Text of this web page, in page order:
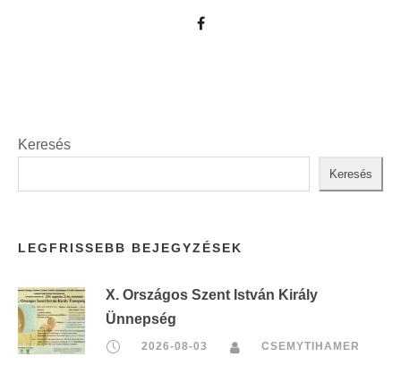
Keresés
Keresés
LEGFRISSEBB BEJEGYZÉSEK
X. Országos Szent István Király
Ünnepség
2026-08-03 CSEMYTIHAMER